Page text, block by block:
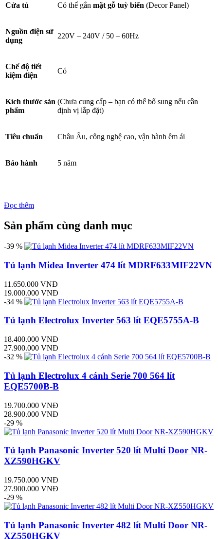
Cửa tủ Có thể gắn mặt gỗ tuỳ biến (Decor Panel)
Nguồn điện sử
dụng
220V – 240V / 50 – 60Hz
Chế độ tiết
kiệm điện
Có
Kích thước sản
phẩm
(Chưa cung cấp – bạn có thể bổ sung nếu cần
định vị lắp đặt)
Tiêu chuẩn Châu Âu, công nghệ cao, vận hành êm ái
Bảo hành 5 năm
Đọc thêm
Sản phẩm cùng danh mục
-39 %
Tủ lạnh Midea Inverter 474 lít MDRF633MIF22VN
11.650.000 VNĐ
19.000.000 VNĐ
-34 %
Tủ lạnh Electrolux Inverter 563 lít EQE5755A-B
18.400.000 VNĐ
27.900.000 VNĐ
-32 %
Tủ lạnh Electrolux 4 cánh Serie 700 564 lít
EQE5700B-B
19.700.000 VNĐ
28.900.000 VNĐ
-29 %
Tủ lạnh Panasonic Inverter 520 lít Multi Door NR-
XZ590HGKV
19.750.000 VNĐ
27.900.000 VNĐ
-29 %
Tủ lạnh Panasonic Inverter 482 lít Multi Door NR-
XZ550HGKV